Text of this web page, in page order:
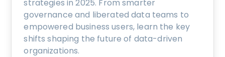
strategies in 2025. From smarter
governance and liberated data teams to
empowered business users, learn the key
shifts shaping the future of data-driven
organizations.